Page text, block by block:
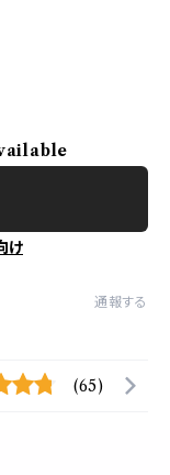
け
通報する
(65)